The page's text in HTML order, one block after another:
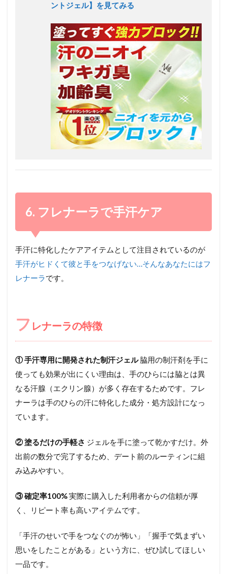
ントジェル】を見てみる
6. フレナーラで手汗ケア
手汗に特化したケアアイテムとして注目されているのが
手汗がヒドくて彼と手をつなげない…そんなあなたにはフ
レナーラです。
フ レナーラの特徴
① 手汗専用に開発された制汗ジェル脇用の制汗剤を手に
使っても効果が出にくい理由は、手のひらには脇とは異
なる汗腺（エクリン腺）が多く存在するためです。フレ
ナーラは手のひらの汗に特化した成分・処方設計になっ
ています。
② 塗るだけの手軽さ ジェルを手に塗って乾かすだけ。外
出前の数分で完了するため、デート前のルーティンに組
み込みやすい。
③ 確定率100%実際に購入した利用者からの信頼が厚
く、リピート率も高いアイテムです。
「手汗のせいで手をつなぐのが怖い」「握手で気まずい
思いをしたことがある」という方に、ぜひ試してほしい
一品です。